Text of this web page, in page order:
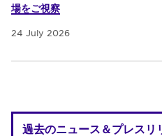
場をご視察
24 July 2026
過去のニュース＆プレスリ